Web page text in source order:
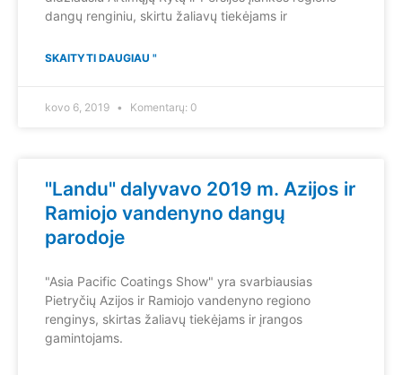
dangų renginiu, skirtu žaliavų tiekėjams ir
SKAITYTI DAUGIAU "
kovo 6, 2019 Komentarų: 0
"Landu" dalyvavo 2019 m. Azijos ir
Ramiojo vandenyno dangų
parodoje
"Asia Pacific Coatings Show" yra svarbiausias
Pietryčių Azijos ir Ramiojo vandenyno regiono
renginys, skirtas žaliavų tiekėjams ir įrangos
gamintojams.